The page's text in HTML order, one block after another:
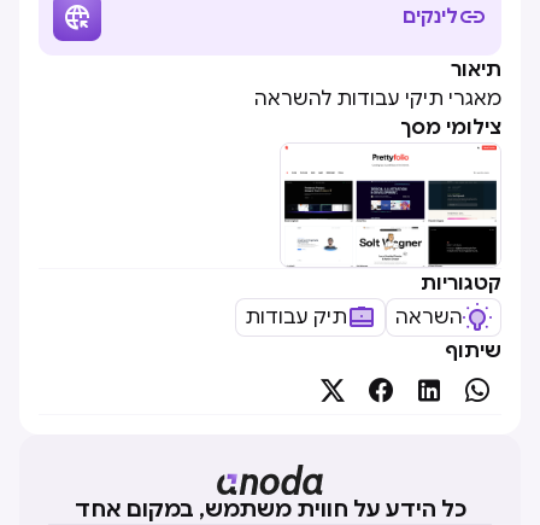
לינקים 
תיאור
מאגרי תיקי עבודות להשראה
צילומי מסך
קטגוריות
השראה
תיק עבודות
שיתוף




כל הידע על חווית משתמש, במקום אחד